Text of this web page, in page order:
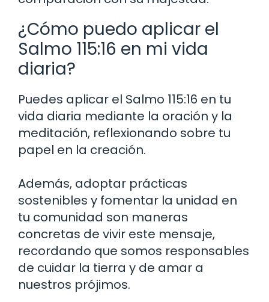
¿Cómo puedo aplicar el
Salmo 115:16 en mi vida
diaria?
Puedes aplicar el Salmo 115:16 en tu
vida diaria mediante la oración y la
meditación, reflexionando sobre tu
papel en la creación.
Además, adoptar prácticas
sostenibles y fomentar la unidad en
tu comunidad son maneras
concretas de vivir este mensaje,
recordando que somos responsables
de cuidar la tierra y de amar a
nuestros prójimos.